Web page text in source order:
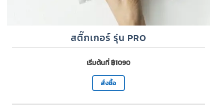
สติ๊กเกอร์ รุ่น PRO
เริ่มต้นที่ ฿1090
สั่งซื้อ